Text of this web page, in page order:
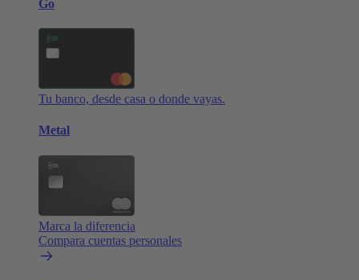
Go
Tu banco, desde casa o donde vayas.
Metal
Marca la diferencia
Compara cuentas personales